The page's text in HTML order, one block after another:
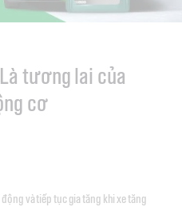
tương lai của
cơ
và tiếp tục gia tăng khi xe tăng